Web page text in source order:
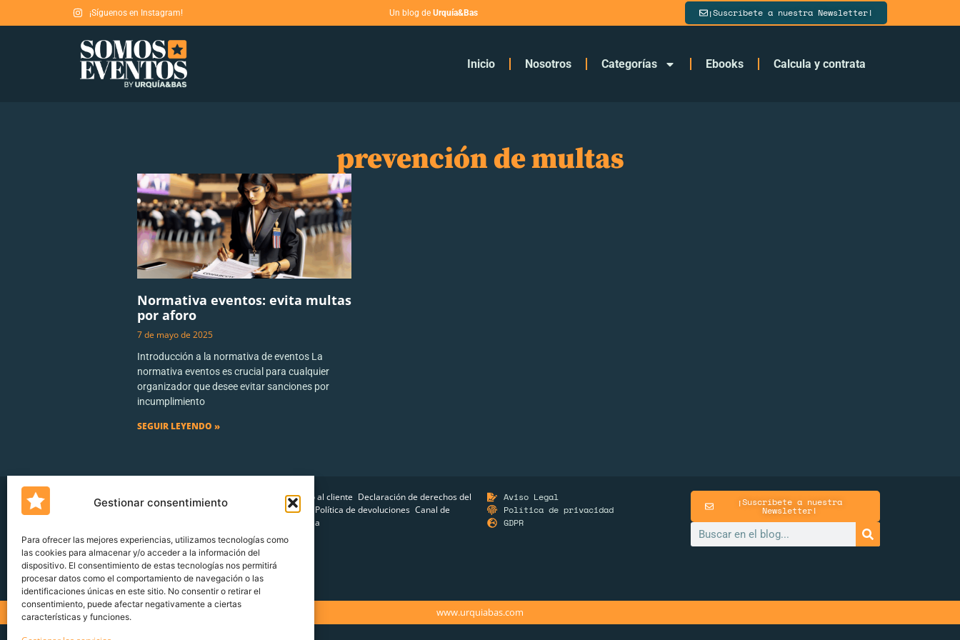
Gestionar consentimiento
Para ofrecer las mejores experiencias, utilizamos tecnologías como
las cookies para almacenar y/o acceder a la información del
dispositivo. El consentimiento de estas tecnologías nos permitirá
procesar datos como el comportamiento de navegación o las
identificaciones únicas en este sitio. No consentir o retirar el
consentimiento, puede afectar negativamente a ciertas
características y funciones.
¡Síguenos en Instagram! Un blog deUrquía&Bas ¡Suscríbete a nuestra Newsletter!
Inicio Nosotros Categorías Ebooks Calcula y contrata
prevención de multas
Normativa eventos: evita multas
por aforo
7 de mayo de 2025
Introducción a la normativa de eventos La
normativa eventos es crucial para cualquier
organizador que desee evitar sanciones por
incumplimiento
SEGUIR LEYENDO »
Un blog deUrquía&Bas
Servicio al cliente Declaración de derechos del
cliente
Política de devoluciones Canal de
denuncia
Aviso Legal
Política de privacidad
GDPR
¡Suscríbete a nuestra
Newsletter!
www.urquiabas.com